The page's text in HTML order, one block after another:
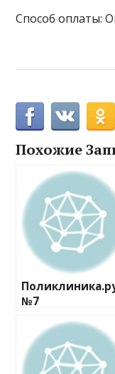
Способ оплаты:
Похожие
№7